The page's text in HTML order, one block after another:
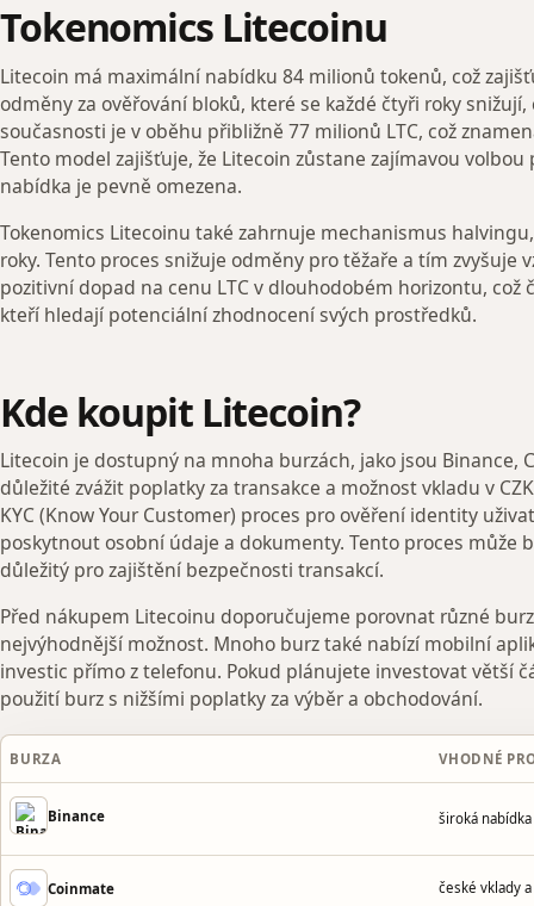
Tokenomics Litecoinu
Litecoin má maximální nabídku 84 milionů tokenů, což
odměny za ověřování bloků, které se každé čtyři roky
současnosti je v oběhu přibližně 77 milionů LTC, což
Tento model zajišťuje, že Litecoin zůstane zajímavou
nabídka je pevně omezena.
Tokenomics Litecoinu také zahrnuje mechanismus
roky. Tento proces snižuje odměny pro těžaře a tím zvyšuje
pozitivní dopad na cenu LTC v dlouhodobém horizontu,
kteří hledají potenciální zhodnocení svých prostředků.
Kde koupit Litecoin?
Litecoin je dostupný na mnoha burzách, jako jsou Binance,
důležité zvážit poplatky za transakce a možnost vkladu v
KYC (Know Your Customer) proces pro ověření identity
poskytnout osobní údaje a dokumenty. Tento proces může
důležitý pro zajištění bezpečnosti transakcí.
Před nákupem Litecoinu doporučujeme porovnat různé
nejvýhodnější možnost. Mnoho burz také nabízí mobilní
investic přímo z telefonu. Pokud plánujete investovat větší
použití burz s nižšími poplatky za výběr a obchodování.
BURZA VHODNÉ
Binance široká
Coinmate české vklady